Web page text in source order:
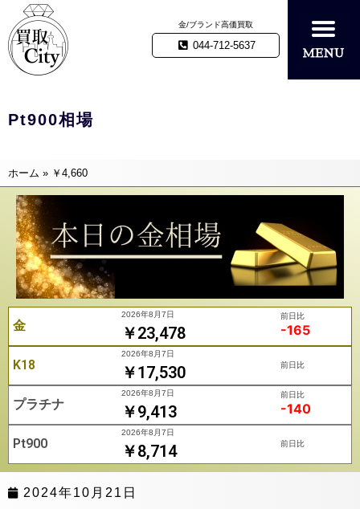
金/ブランド高価買取
044-712-5637
Pt900相場
ホーム » ￥4,660
金 ￥23,478
2026年8月7日 前日比
-165
K18 ￥17,530
2026年8月7日
前日比
プラチナ ￥9,413
2026年8月7日 前日比
-140
Pt900 ￥8,714
2026年8月7日
前日比
2024年10月21日